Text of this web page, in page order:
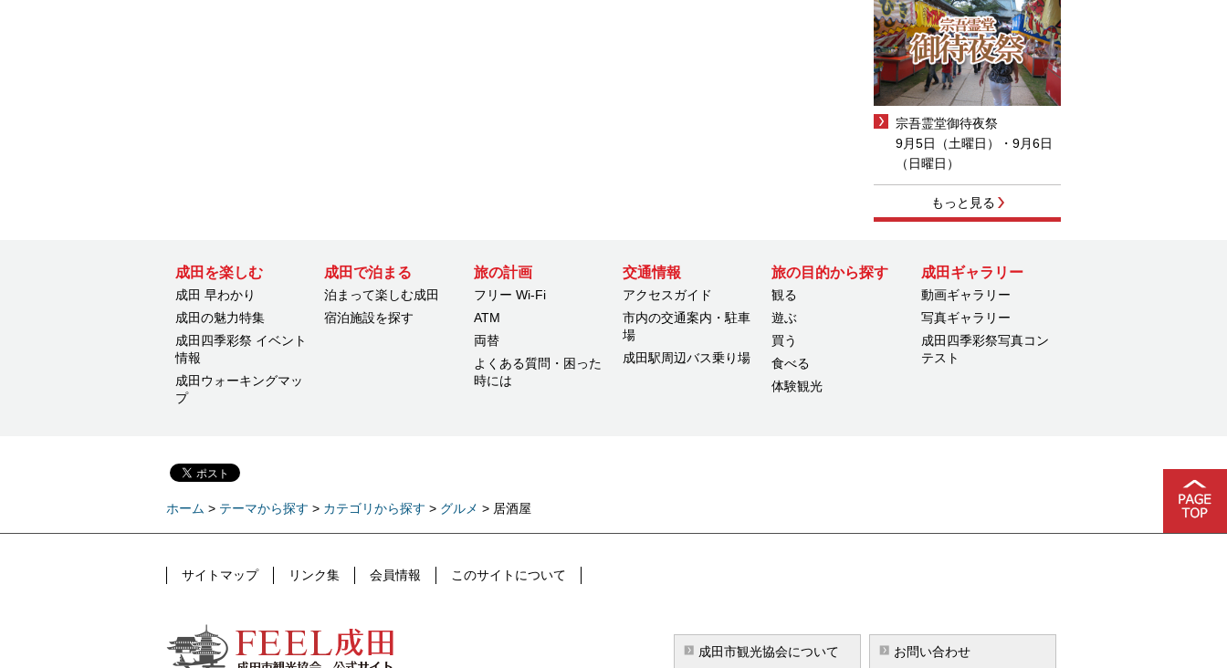
宗吾霊堂御待夜祭
9月5日（土曜日）・9月6日
（日曜日）
もっと見る
成田を楽しむ
成田 早わかり
成田の魅力特集
成田四季彩祭 イベント
情報
成田ウォーキングマッ
プ
成田で泊まる
泊まって楽しむ成田
宿泊施設を探す
旅の計画
フリー Wi-Fi
ATM
両替
よくある質問・困った
時には
交通情報
アクセスガイド
市内の交通案内・駐車
場
成田駅周辺バス乗り場
旅の目的から探す
観る
遊ぶ
買う
食べる
体験観光
成田ギャラリー
動画ギャラリー
写真ギャラリー
成田四季彩祭写真コン
テスト
ホーム > テーマから探す > カテゴリから探す > グルメ > 居酒屋
サイトマップ リンク集 会員情報 このサイトについて
FEEL成田 成田市公式観光情報
成田市観光協会について
お問い合わせ